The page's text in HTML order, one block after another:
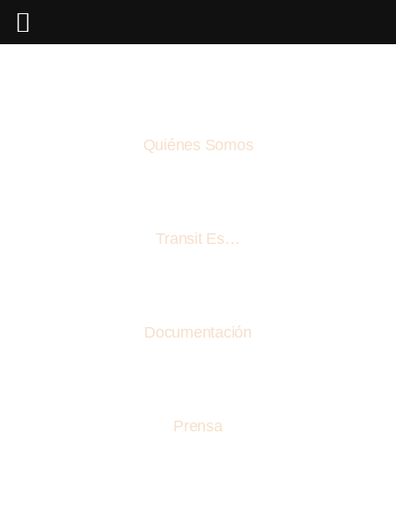
Quiénes Somos
Transit Es…
Documentación
Prensa